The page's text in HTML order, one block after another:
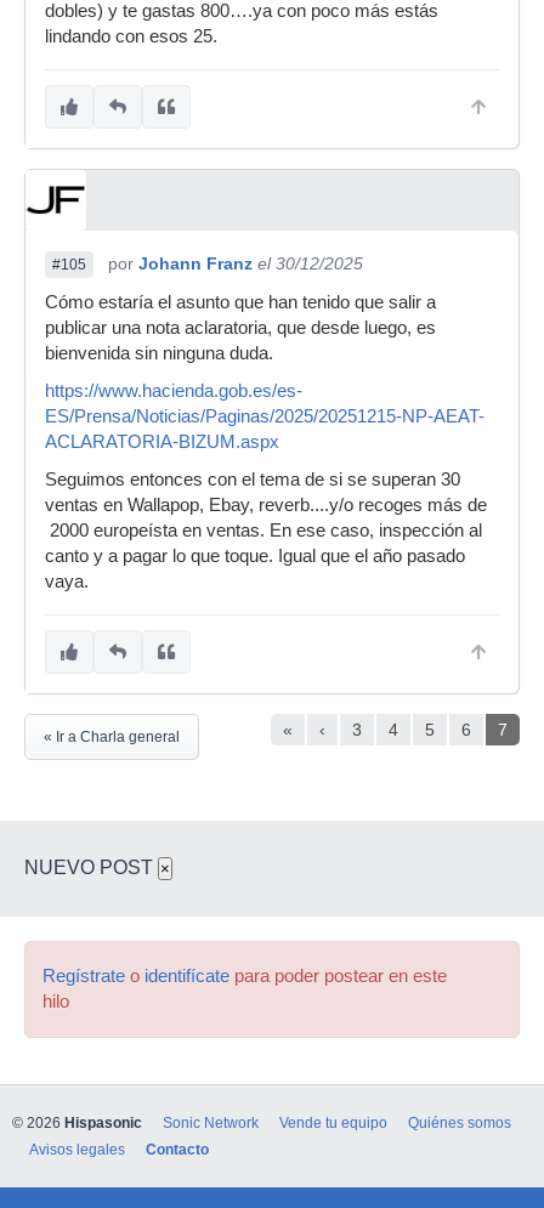
dobles) y te gastas 800….ya con poco más estás
lindando con esos 25.
#105 por Johann Franz el 30/12/2025
Cómo estaría el asunto que han tenido que salir a
publicar una nota aclaratoria, que desde luego, es
bienvenida sin ninguna duda.
https://www.hacienda.gob.es/es-
ES/Prensa/Noticias/Paginas/2025/20251215-NP-AEAT-
ACLARATORIA-BIZUM.aspx
Seguimos entonces con el tema de si se superan 30
ventas en Wallapop, Ebay, reverb....y/o recoges más de
2000 europeísta en ventas. En ese caso, inspección al
canto y a pagar lo que toque. Igual que el año pasado
vaya.
« ‹ 3 4 5 6 7
« Ir a Charla general
NUEVO POST ×
Regístrate o identifícate para poder postear en este
hilo
© 2026 Hispasonic Sonic Network Vende tu equipo
Quiénes somos
Avisos legales
Contacto